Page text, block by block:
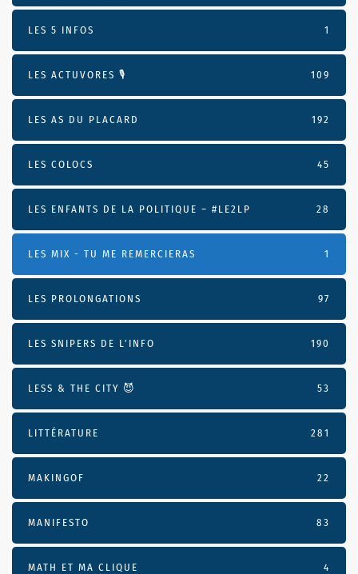
LES 5 INFOS 1
LES ACTUVORES 🎙 109
LES AS DU PLACARD 192
LES COLOCS 45
LES ENFANTS DE LA POLITIQUE – #LE2LP 28
LES MIX - TU ME REMERCIERAS 1
LES PROLONGATIONS 97
LES SNIPERS DE L’INFO 190
LESS & THE CITY 😈 53
LITTÉRATURE 281
MAKINGOF 22
MANIFESTO 83
MATH ET MA CLIQUE 4